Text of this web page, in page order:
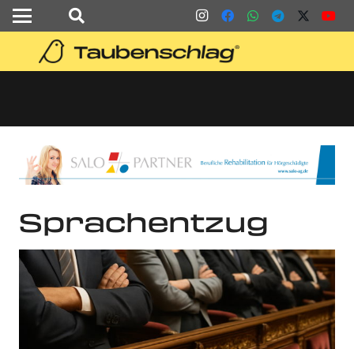
Sprachentzug